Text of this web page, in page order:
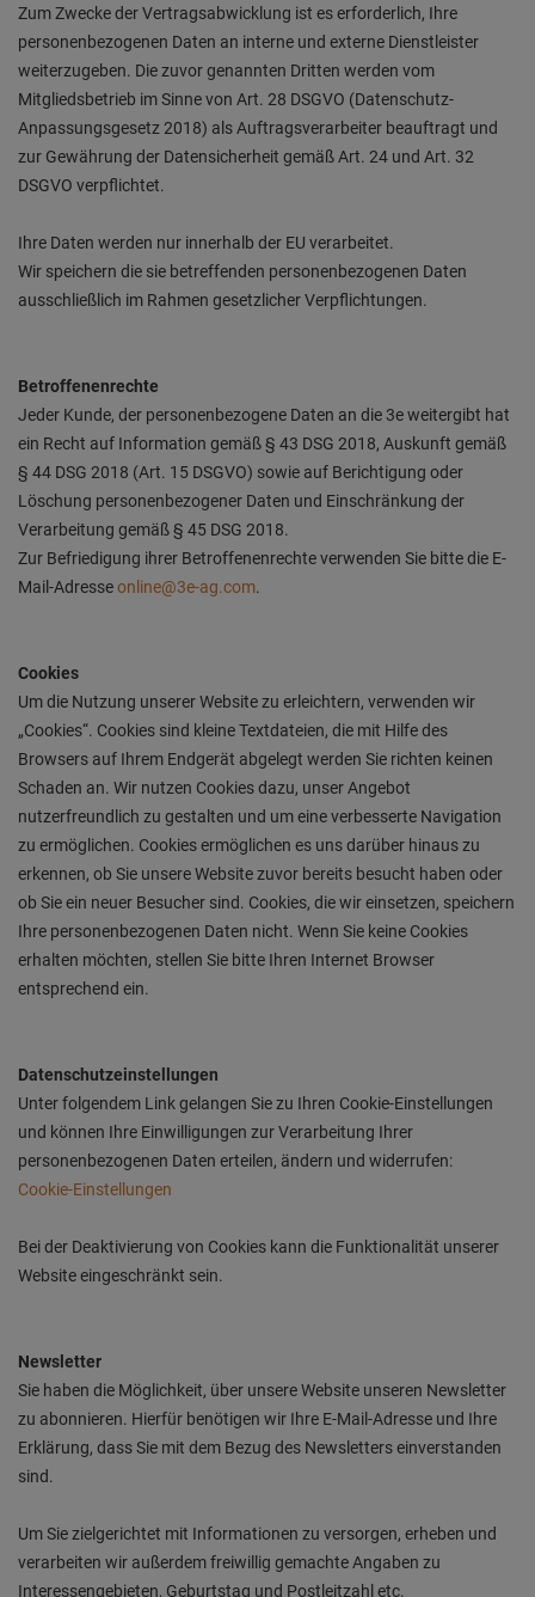
Zum Zwecke der Vertragsabwicklung ist es erforderlich, Ihre
personenbezogenen Daten an interne und externe Dienstleister
weiterzugeben. Die zuvor genannten Dritten werden vom
Mitgliedsbetrieb im Sinne von Art. 28 DSGVO (Datenschutz-
Anpassungsgesetz 2018) als Auftragsverarbeiter beauftragt und
zur Gewährung der Datensicherheit gemäß Art. 24 und Art. 32
DSGVO verpflichtet.
Ihre Daten werden nur innerhalb der EU verarbeitet.
Wir speichern die sie betreffenden personenbezogenen Daten
ausschließlich im Rahmen gesetzlicher Verpflichtungen.
Betroffenenrechte
Jeder Kunde, der personenbezogene Daten an die 3e weitergibt hat
ein Recht auf Information gemäß § 43 DSG 2018, Auskunft gemäß
§ 44 DSG 2018 (Art. 15 DSGVO) sowie auf Berichtigung oder
Löschung personenbezogener Daten und Einschränkung der
Verarbeitung gemäß § 45 DSG 2018.
Zur Befriedigung ihrer Betroffenenrechte verwenden Sie bitte die E-
Mail-Adresseonline@3e-ag.com.
Cookies
Um die Nutzung unserer Website zu erleichtern, verwenden wir
„Cookies“. Cookies sind kleine Textdateien, die mit Hilfe des
Browsers auf Ihrem Endgerät abgelegt werden Sie richten keinen
Schaden an. Wir nutzen Cookies dazu, unser Angebot
nutzerfreundlich zu gestalten und um eine verbesserte Navigation
zu ermöglichen. Cookies ermöglichen es uns darüber hinaus zu
erkennen, ob Sie unsere Website zuvor bereits besucht haben oder
ob Sie ein neuer Besucher sind. Cookies, die wir einsetzen, speichern
Ihre personenbezogenen Daten nicht. Wenn Sie keine Cookies
erhalten möchten, stellen Sie bitte Ihren Internet Browser
entsprechend ein.
Datenschutzeinstellungen
Unter folgendem Link gelangen Sie zu Ihren Cookie-Einstellungen
und können Ihre Einwilligungen zur Verarbeitung Ihrer
personenbezogenen Daten erteilen, ändern und widerrufen:
Cookie-Einstellungen
Bei der Deaktivierung von Cookies kann die Funktionalität unserer
Website eingeschränkt sein.
Newsletter
Sie haben die Möglichkeit, über unsere Website unseren Newsletter
zu abonnieren. Hierfür benötigen wir Ihre E-Mail-Adresse und Ihre
Erklärung, dass Sie mit dem Bezug des Newsletters einverstanden
sind.
Um Sie zielgerichtet mit Informationen zu versorgen, erheben und
verarbeiten wir außerdem freiwillig gemachte Angaben zu
Interessengebieten, Geburtstag und Postleitzahl etc.